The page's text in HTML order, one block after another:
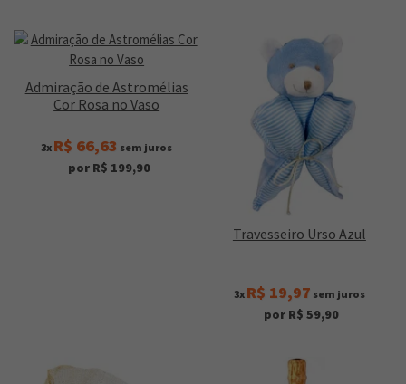
Admiração de Astromélias
Cor Rosa no Vaso
3x R$ 66,63 sem juros
por R$ 199,90
Travesseiro Urso Azul
3x R$ 19,97 sem juros
por R$ 59,90